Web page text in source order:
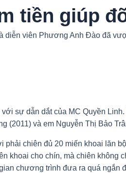
tiền giúp
diễn viên Phương Anh Đào đã
sự dẫn dắt của MC Quyền
(2011) và em Nguyễn Thị Bảo
phải chiên đủ 20 miến khoai lăn
khoai cho chín, mà chiên
chương trình đưa ra quá